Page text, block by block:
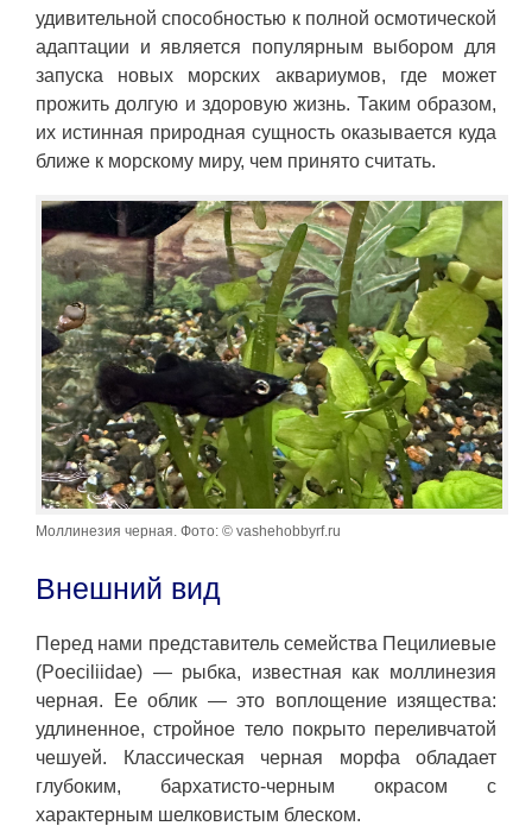
удивительной способностью к полной осмотической
адаптации и является популярным выбором для
запуска новых морских аквариумов, где может
прожить долгую и здоровую жизнь. Таким образом,
их истинная природная сущность оказывается куда
ближе к морскому миру, чем принято считать.
Моллинезия черная. Фото: © vashehobbyrf.ru
Внешний вид
Перед нами представитель семейства Пецилиевые
(Poeciliidae) — рыбка, известная как моллинезия
черная. Ее облик — это воплощение изящества:
удлиненное, стройное тело покрыто переливчатой
чешуей. Классическая черная морфа обладает
глубоким, бархатисто-черным окрасом с
характерным шелковистым блеском.